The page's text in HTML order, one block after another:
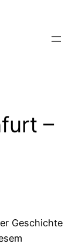
–
Geschichte